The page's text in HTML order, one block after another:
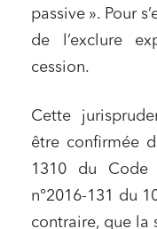
passive ». Pour
de l’exclure
cession.
Cette
être confirmée
1310 du Code
n°2016-131 du
contraire, que la